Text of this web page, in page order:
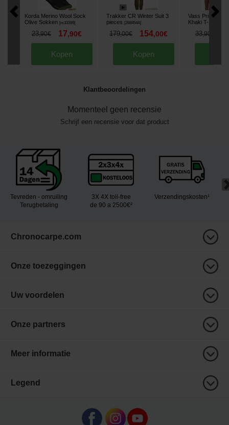
Korda Merino Wool Sock
Olive Sokken [m33399]
23,90€ 17,90€
Kopen
Trakker CR Winter Suit 3
pieces
268454A]
179,00€ 154,00€
Kopen
Vass Printed
Khaki T-Shirt
33,90
Klantbeoordelingen
Momenteel geen recensie
Schrijf een recensie voor dat product
Tevreden - omruiling
Terugbetaling
3X 4X toll-free
de 90 a 2500€²
Verzendingskosten¹
Chronocarpe.com
Onze toezeggingen
Uw voordelen
Onze partners
Meer informatie
Legend